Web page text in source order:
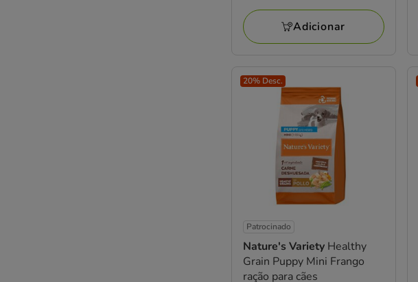
avaliações
107.78€ Adicionar
20% Desc.
Patrocinado
Nature's Variety Healthy
Grain Puppy Mini Frango
ração para cães